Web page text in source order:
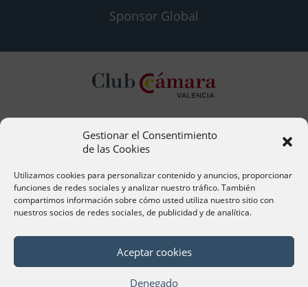
Gestionar el Consentimiento
de las Cookies
Utilizamos cookies para personalizar contenido y anuncios, proporcionar
funciones de redes sociales y analizar nuestro tráfico. También
compartimos información sobre cómo usted utiliza nuestro sitio con
nuestros socios de redes sociales, de publicidad y de analítica.
Aceptar cookies
Denegado
Sponsor Global
Contacto
acervera@camaravalencia.com
961 366 212
Síguenos